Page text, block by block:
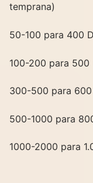
temprana)
50-100 para 400
100-200 para 500
300-500 para 600
500-1000 para
1000-2000 para